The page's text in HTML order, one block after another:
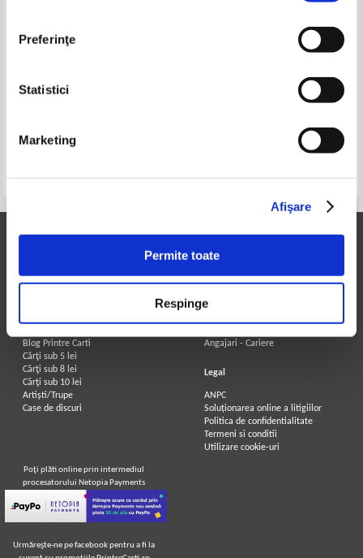
Preferinţe
Statistici
Marketing
Afişare
Permite toate
Respinge
difficultes grammaticales et
lexicologiques
dictionnaire des diffcultes du
francais moderne
Pagina: 1
Arhivă carți
Blog Printre Carti
Cărţi sub 5 lei
Cărţi sub 8 lei
Cărţi sub 10 lei
Artiști/Trupe
Case de discuri
Achizitii viniluri, casete, CD/DVD
Cum cumpar?
Angajari - Cariere
Legal
ANPC
Soluționarea online a litigiilor
Politica de confidentialitate
Termeni si conditii
Utilizare cookie-uri
Poţi plăti online prin intermediul
procesatorului Netopia Payments
Urmăreşte-ne pe facebook pentru a fi la